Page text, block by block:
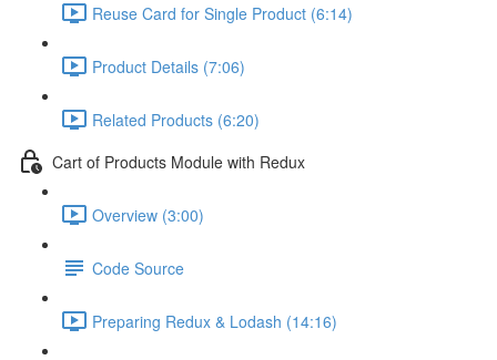
Reuse Card for Single Product (6:14)
Product Details (7:06)
Related Products (6:20)
Cart of Products Module with Redux
Overview (3:00)
Code Source
Preparing Redux & Lodash (14:16)